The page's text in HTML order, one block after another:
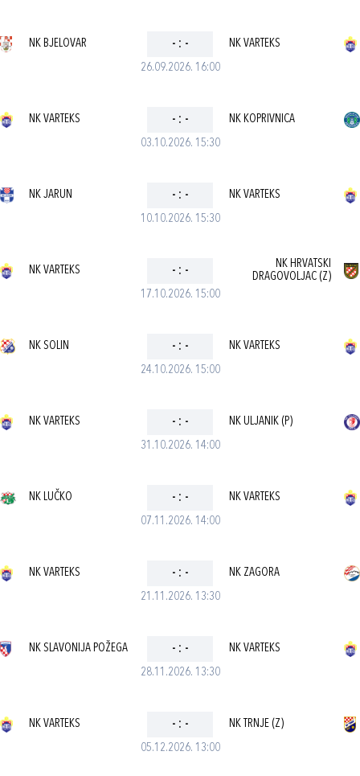
26.09.2026. 16:00
NK BJELOVAR - : - NK VARTEKS
03.10.2026. 15:30
NK VARTEKS - : - NK KOPRIVNICA
10.10.2026. 15:30
NK JARUN - : - NK VARTEKS
17.10.2026. 15:00
NK VARTEKS - : -
NK HRVATSKI
DRAGOVOLJAC (Z)
24.10.2026. 15:00
NK SOLIN - : - NK VARTEKS
31.10.2026. 14:00
NK VARTEKS - : - NK ULJANIK (P)
07.11.2026. 14:00
NK LUČKO - : - NK VARTEKS
21.11.2026. 13:30
NK VARTEKS - : - NK ZAGORA
28.11.2026. 13:30
NK SLAVONIJA POŽEGA - : - NK VARTEKS
05.12.2026. 13:00
NK VARTEKS - : - NK TRNJE (Z)